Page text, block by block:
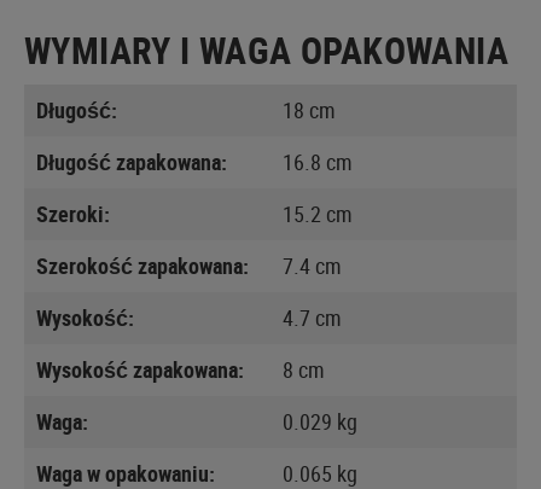
WYMIARY I WAGA OPAKOWANIA
Długość:
18 cm
Długość zapakowana:
16.8 cm
Szeroki:
15.2 cm
Szerokość zapakowana:
7.4 cm
Wysokość:
4.7 cm
Wysokość zapakowana:
8 cm
Waga:
0.029 kg
Waga w opakowaniu:
0.065 kg